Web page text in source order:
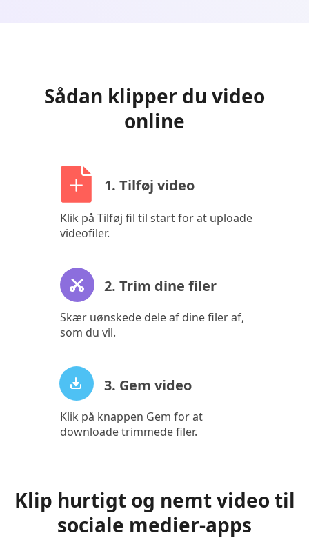
Sådan klipper du video
online
1. Tilføj video
Klik på Tilføj fil til start for at uploade
videofiler.
2. Trim dine filer
Skær uønskede dele af dine filer af,
som du vil.
3. Gem video
Klik på knappen Gem for at
downloade trimmede filer.
Klip hurtigt og nemt video til
sociale medier-apps